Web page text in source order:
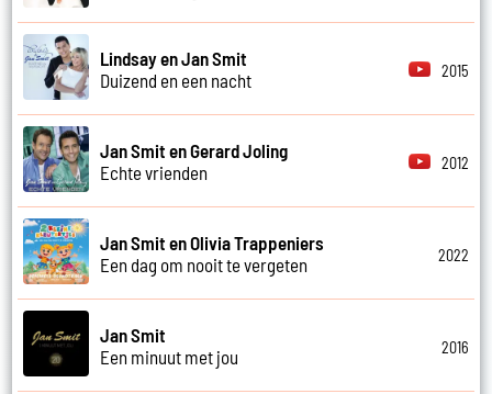
Lindsay en Jan Smit
Duizend en een nacht
2015
Jan Smit en Gerard Joling
Echte vrienden
2012
Jan Smit en Olivia Trappeniers
Een dag om nooit te vergeten
2022
Jan Smit
Een minuut met jou
2016